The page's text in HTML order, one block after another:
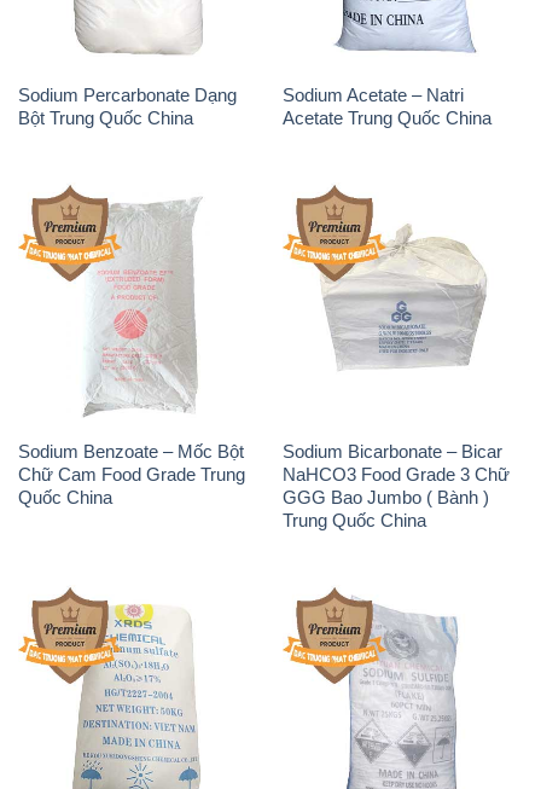
Sodium Percarbonate Dạng
Bột Trung Quốc China
Sodium Acetate – Natri
Acetate Trung Quốc China
Sodium Benzoate – Mốc Bột
Chữ Cam Food Grade Trung
Quốc China
Sodium Bicarbonate – Bicar
NaHCO3 Food Grade 3 Chữ
GGG Bao Jumbo ( Bành )
Trung Quốc China